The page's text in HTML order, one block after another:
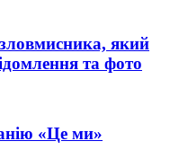
який
та фото
«Це ми»